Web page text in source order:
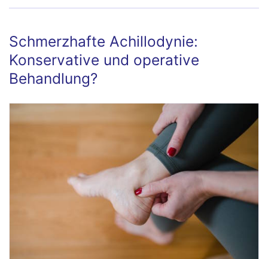
Schmerzhafte Achillodynie:
Konservative und operative
Behandlung?